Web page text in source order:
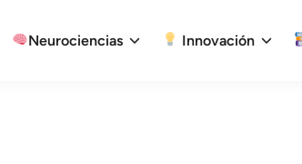
Neurociencias Innovación